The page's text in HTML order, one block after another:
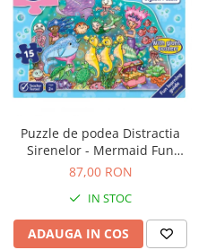
Puzzle de podea Distractia
Sirenelor - Mermaid Fun
puzzle
87,00 RON
IN STOC
ADAUGA IN COS